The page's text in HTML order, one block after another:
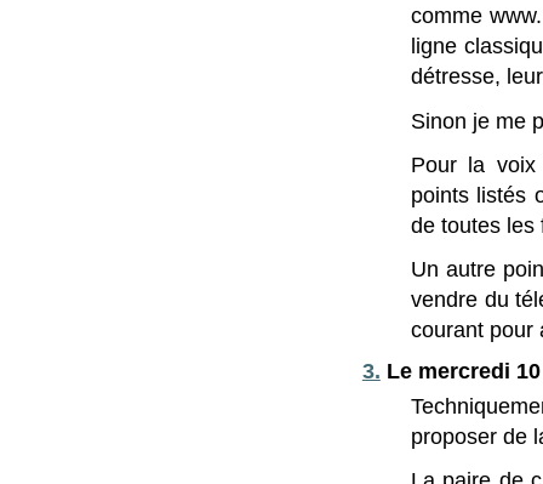
comme
ligne
détresse,
Sinon je me
Pour la
points listés
de toutes les
Un autre
vendre du
courant pour
3. Le mercredi
proposer de